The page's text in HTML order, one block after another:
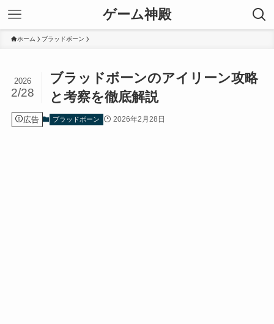
ゲーム神殿
ホーム ブラッドボーン
ブラッドボーンのアイリーン攻略
と考察を徹底解説
2026
2/28
広告 ブラッドボーン 2026年2月28日